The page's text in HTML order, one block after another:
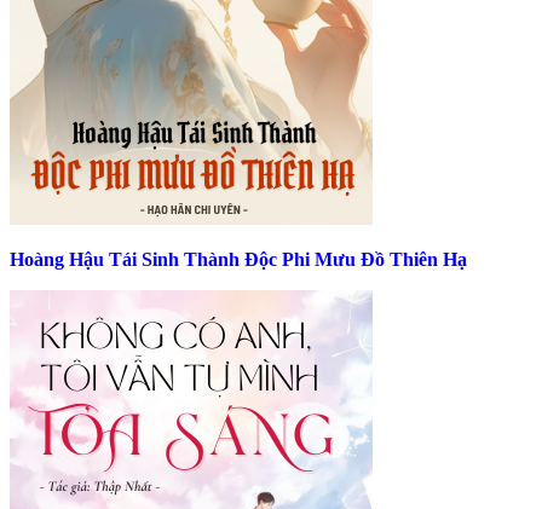
Hoàng Hậu Tái Sinh Thành Độc Phi Mưu Đồ Thiên Hạ